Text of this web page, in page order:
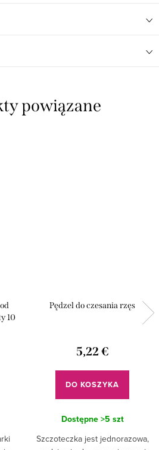
powiązane
10
Pędzel do czesania rzęs
5,22 €
DO KOSZYKA
Dostępne >5 szt
Szczoteczka jest jednorazowa,